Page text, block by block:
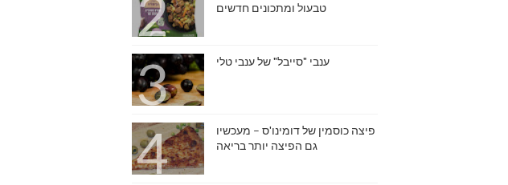
טבעול ומתכונים חדשים
ענבי "סייבל" של ענבי טלי
פיצה כוסמין של דומינו'ס – מעכשיו
גם הפיצה יותר בריאה